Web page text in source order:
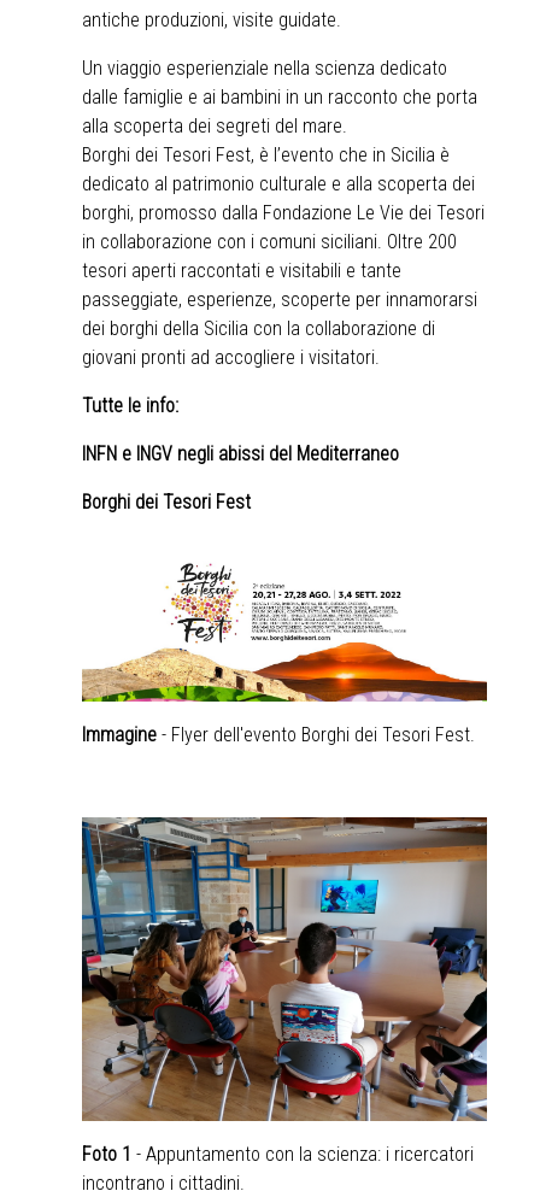
antiche produzioni, visite guidate.
Un viaggio esperienziale nella scienza dedicato
dalle famiglie e ai bambini in un racconto che porta
alla scoperta dei segreti del mare.
Borghi dei Tesori Fest, è l’evento che in Sicilia è
dedicato al patrimonio culturale e alla scoperta dei
borghi, promosso dalla Fondazione Le Vie dei Tesori
in collaborazione con i comuni siciliani. Oltre 200
tesori aperti raccontati e visitabili e tante
passeggiate, esperienze, scoperte per innamorarsi
dei borghi della Sicilia con la collaborazione di
giovani pronti ad accogliere i visitatori.
Tutte le info:
INFN e INGV negli abissi del Mediterraneo
Borghi dei Tesori Fest
Immagine - Flyer dell'evento Borghi dei Tesori Fest.
Foto 1 - Appuntamento con la scienza: i ricercatori
incontrano i cittadini.